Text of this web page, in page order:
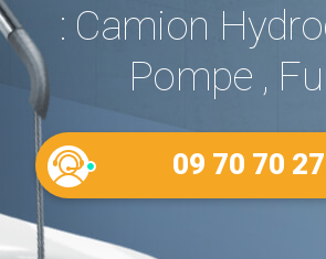
: Camion
Pompe ,
09 70 70